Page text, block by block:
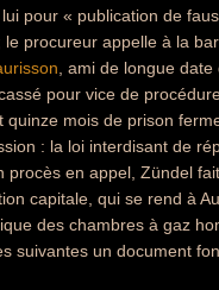
pour « publication de
procureur appelle à la
, ami de longue
pour vice de
mois de prison
: la loi interdisant de
procès en appel, Zündel
capitale, qui se rend à
des chambres à gaz
suivantes un document